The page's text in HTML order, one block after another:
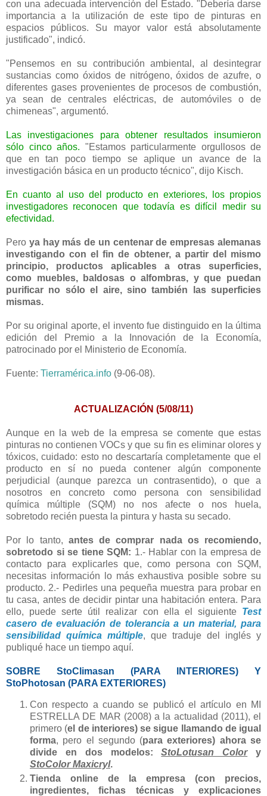
con una adecuada intervención del Estado. "Debería darse
importancia a la utilización de este tipo de pinturas en
espacios públicos. Su mayor valor está absolutamente
justificado", indicó.
"Pensemos en su contribución ambiental, al desintegrar
sustancias como óxidos de nitrógeno, óxidos de azufre, o
diferentes gases provenientes de procesos de combustión,
ya sean de centrales eléctricas, de automóviles o de
chimeneas", argumentó.
Las investigaciones para obtener resultados insumieron
sólo cinco años. "Estamos particularmente orgullosos de
que en tan poco tiempo se aplique un avance de la
investigación básica en un producto técnico", dijo Kisch.
En cuanto al uso del producto en exteriores, los propios
investigadores reconocen que todavía es difícil medir su
efectividad.
Pero ya hay más de un centenar de empresas alemanas
investigando con el fin de obtener, a partir del mismo
principio, productos aplicables a otras superficies,
como muebles, baldosas o alfombras, y que puedan
purificar no sólo el aire, sino también las superficies
mismas.
Por su original aporte, el invento fue distinguido en la última
edición del Premio a la Innovación de la Economía,
patrocinado por el Ministerio de Economía.
Fuente: Tierramérica.info (9-06-08).
ACTUALIZACIÓN (5/08/11)
Aunque en la web de la empresa se comente que estas
pinturas no contienen VOCs y que su fin es eliminar olores y
tóxicos, cuidado: esto no descartaría completamente que el
producto en sí no pueda contener algún componente
perjudicial (aunque parezca un contrasentido), o que a
nosotros en concreto como persona con sensibilidad
química múltiple (SQM) no nos afecte o nos huela,
sobretodo recién puesta la pintura y hasta su secado.
Por lo tanto, antes de comprar nada os recomiendo,
sobretodo si se tiene SQM: 1.- Hablar con la empresa de
contacto para explicarles que, como persona con SQM,
necesitas información lo más exhaustiva posible sobre su
producto. 2.- Pedirles una pequeña muestra para probar en
tu casa, antes de decidir pintar una habitación entera. Para
ello, puede serte útil realizar con ella el siguiente Test
casero de evaluación de tolerancia a un material, para
sensibilidad química múltiple, que traduje del inglés y
publiqué hace un tiempo aquí.
SOBRE StoClimasan (PARA INTERIORES) Y
StoPhotosan (PARA EXTERIORES)
Con respecto a cuando se publicó el artículo en MI
ESTRELLA DE MAR (2008) a la actualidad (2011), el
primero (el de interiores) se sigue llamando de igual
forma, pero el segundo (para exteriores) ahora se
divide en dos modelos:StoLotusan Colory
StoColor Maxicryl.
Tienda online de la empresa (con precios,
ingredientes, fichas técnicas y explicaciones